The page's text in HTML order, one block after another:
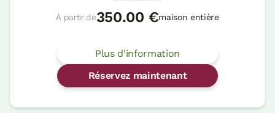
À partir de350.00 €maison entière
Plus d'information
Réservez maintenant